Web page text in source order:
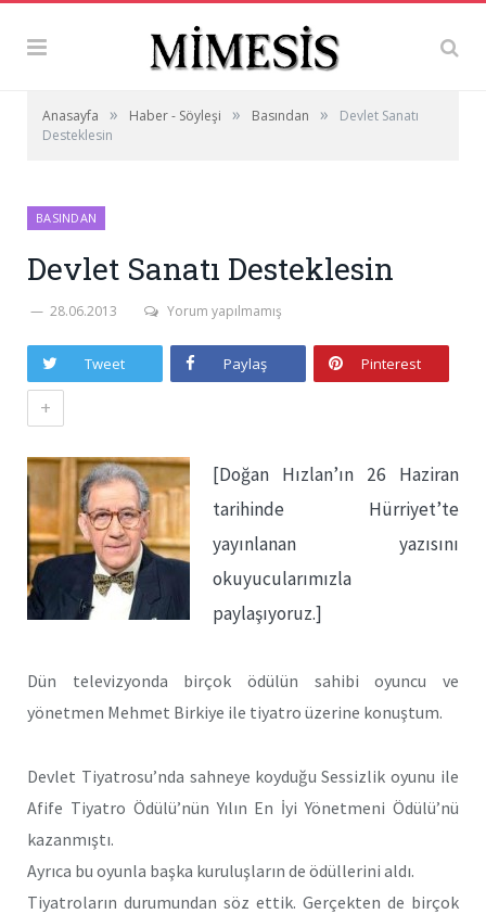
Anasayfa » Haber - Söyleşi » Basından »
Devlet Sanatı
Desteklesin
BASINDAN
Devlet Sanatı Desteklesin
28.06.2013 Yorum yapılmamış
Tweet Paylaş Pinterest
+
[Doğan Hızlan’ın 26 Haziran
tarihinde Hürriyet’te
yayınlanan yazısını
okuyucularımızla
paylaşıyoruz.]
Dün televizyonda birçok ödülün sahibi oyuncu ve
yönetmen Mehmet Birkiye ile tiyatro üzerine konuştum.
Devlet Tiyatrosu’nda sahneye koyduğu Sessizlik oyunu ile
Afife Tiyatro Ödülü’nün Yılın En İyi Yönetmeni Ödülü’nü
kazanmıştı.
Ayrıca bu oyunla başka kuruluşların de ödüllerini aldı.
Tiyatroların durumundan söz ettik. Gerçekten de birçok